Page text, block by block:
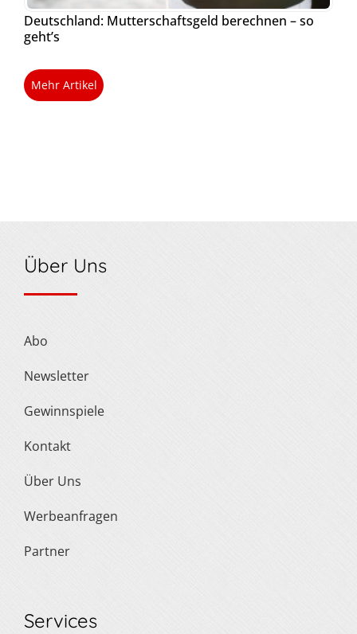
Deutschland: Mutterschaftsgeld berechnen – so
geht’s
Mehr Artikel
Über Uns
Abo
Newsletter
Gewinnspiele
Kontakt
Über Uns
Werbeanfragen
Partner
Services